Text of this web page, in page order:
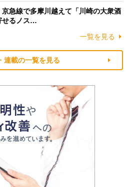
京急線で多摩川越えて「川崎の大衆酒
せるノス…
一覧を見る
連載の一覧を見る